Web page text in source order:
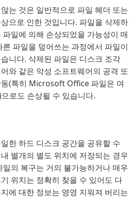
는 것은 일반적으로 파일 헤더 또는
으로 인한 것입니다. 파일을 삭제하
일에 의해 손상되었을 가능성이 매
파일을 덮어쓰는 과정에서 파일이
니다. 삭제된 파일은 디스크 조각
와 같은 악성 소프트웨어의 공격 또
(특히 Microsoft Office 파일은 여
로도 손상될 수 있습니다.
한 하드 디스크 공간을 공유할 수
별개의 별도 위치에 저장되는 경우
의 복구는 거의 불가능하거나 매우
위치는 정확히 찾을 수 있어도 다
에 대한 정보는 영영 지워져 버리는